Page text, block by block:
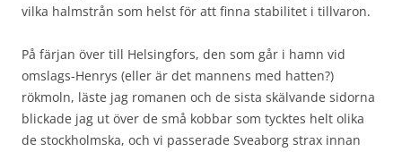
vilka halmstrån som helst för att finna stabilitet i tillvaron.
På färjan över till Helsingfors, den som går i hamn vid
omslags-Henrys (eller är det mannens med hatten?)
rökmoln, läste jag romanen och de sista skälvande sidorna
blickade jag ut över de små kobbar som tycktes helt olika
de stockholmska, och vi passerade Sveaborg strax innan